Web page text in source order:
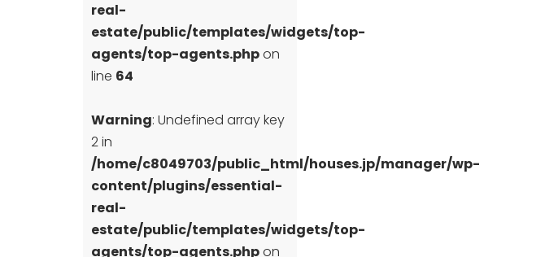
real-
estate/public/templates/widgets/top-
agents/top-agents.phpon
line 64
Warning: Undefined array key
2 in
/home/c8049703/public_html/houses.jp/manager/wp-
content/plugins/essential-
real-
estate/public/templates/widgets/top-
agents/top-agents.phpon